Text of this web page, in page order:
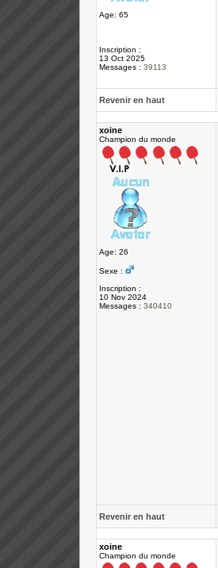
Age: 65
Inscription :
13 Oct 2025
Messages : 39113
Revenir en haut
xoine
Champion du monde
Age: 26
Sexe :
Inscription :
10 Nov 2024
Messages : 340410
Revenir en haut
xoine
Champion du monde